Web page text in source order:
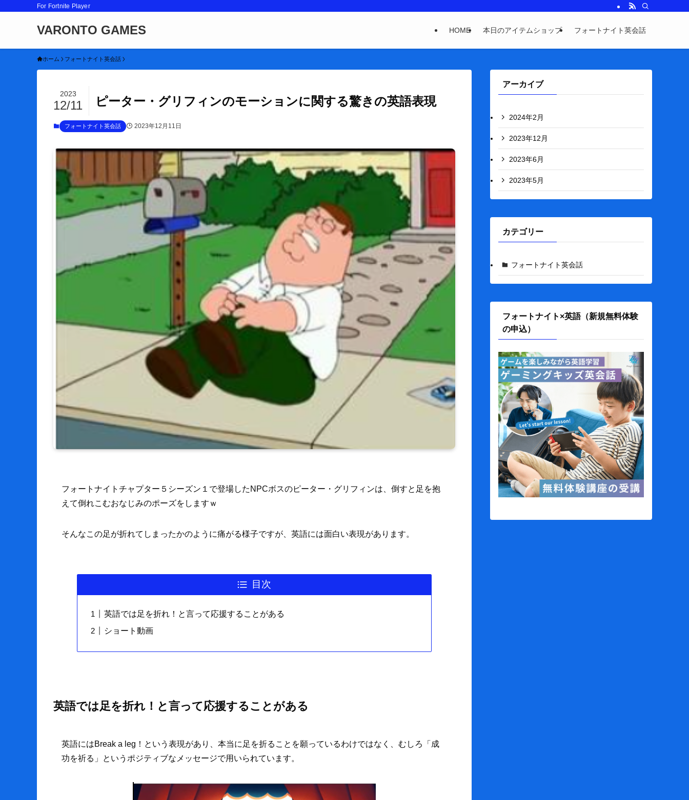
For Fortnite Player
VARONTO GAMES HOME 本日のアイテムショップ フォートナイト英会話
ホーム フォートナイト英会話
ピーター・グリフィンのモーションに関する驚きの英語表現
2023
12/11
フォートナイト英会話 2023年12月11日
フォートナイトチャプター５シーズン１で登場したNPCボスのピーター・グリフィンは、倒すと足を抱
えて倒れこむおなじみのポーズをしますｗ
そんなこの足が折れてしまったかのように痛がる様子ですが、英語には面白い表現があります。
目次
英語では足を折れ！と言って応援することがある
ショート動画
英語では足を折れ！と言って応援することがある
英語にはBreak a leg！という表現があり、本当に足を折ることを願っているわけではなく、むしろ「成
功を祈る」というポジティブなメッセージで用いられています。
アーカイブ
2024年2月
2023年12月
2023年6月
2023年5月
カテゴリー
フォートナイト英会話
フォートナイト×英語（新規無料体験
の申込）